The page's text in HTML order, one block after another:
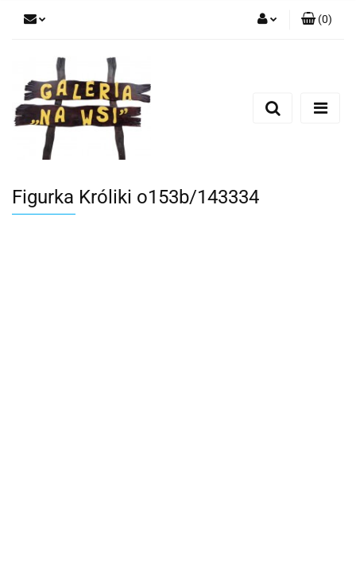
Dodaj zgłoszenie
(0)
Figurka Króliki o153b/143334